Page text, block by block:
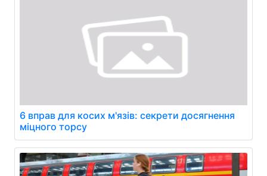
6 вправ для косих м'язів: секрети досягнення
міцного торсу